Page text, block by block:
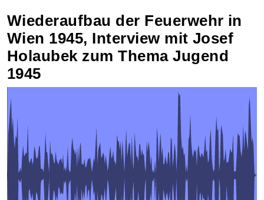
Wiederaufbau der Feuerwehr in
Wien 1945, Interview mit Josef
Holaubek zum Thema Jugend
1945